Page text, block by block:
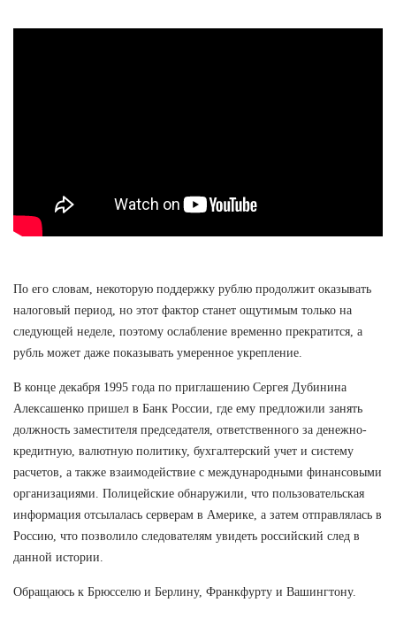
По его словам, некоторую поддержку рублю продолжит оказывать
налоговый период, но этот фактор станет ощутимым только на
следующей неделе, поэтому ослабление временно прекратится, а
рубль может даже показывать умеренное укрепление.
В конце декабря 1995 года по приглашению Сергея Дубинина
Алексашенко пришел в Банк России, где ему предложили занять
должность заместителя председателя, ответственного за денежно-
кредитную, валютную политику, бухгалтерский учет и систему
расчетов, а также взаимодействие с международными финансовыми
организациями. Полицейские обнаружили, что пользовательская
информация отсылалась серверам в Америке, а затем отправлялась в
Россию, что позволило следователям увидеть российский след в
данной истории.
Обращаюсь к Брюсселю и Берлину, Франкфурту и Вашингтону.